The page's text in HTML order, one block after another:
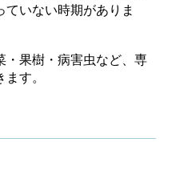
いない時期がありま
・果樹・病害虫など、専
す。